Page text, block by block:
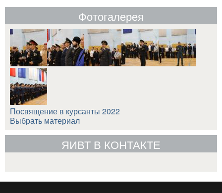
Фотогалерея
Посвящение в курсанты 2022
Выбрать материал
ЯИВТ В КОНТАКТЕ